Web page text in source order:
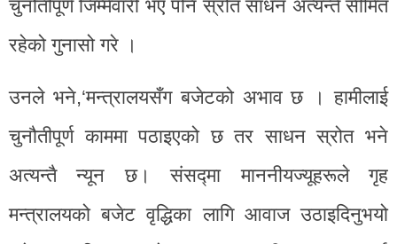
चुनौतीपूर्ण जिम्मेवारी भए पनि स्रोत साधन अत्यन्तै सीमित
रहेको गुनासो गरे ।
उनले भने,‘मन्त्रालयसँग बजेटको अभाव छ । हामीलाई
चुनौतीपूर्ण काममा पठाइएको छ तर साधन स्रोत भने
अत्यन्तै न्यून छ। संसद्मा माननीयज्यूहरूले गृह
मन्त्रालयको बजेट वृद्धिका लागि आवाज उठाइदिनुभयो